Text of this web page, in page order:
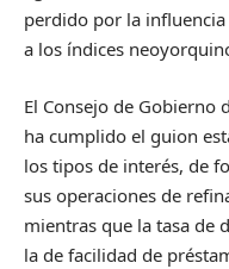
perdido por la
a los índices
El Consejo de Gobierno
ha cumplido el guion
los tipos de interés, de
sus operaciones de
mientras que la tasa de
la de facilidad de